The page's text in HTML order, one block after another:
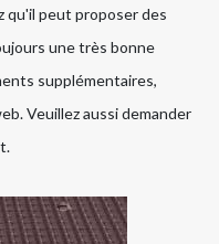
qu'il peut proposer des
une très bonne
supplémentaires,
Veuillez aussi demander